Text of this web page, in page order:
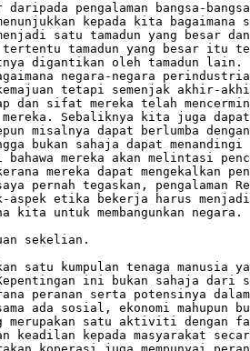
pengalaman bangsa-
kepada kita bagaimana
satu tamadun yang besar
tamadun yang besar itu
digantikan oleh tamadun
negara-negara
kemajuan tetapi semenjak akhir-
dan sifat mereka telah
mereka. Sebaliknya kita juga
misalnya dapat berlumba
bukan sahaja dapat menandingi
mereka akan melintasi
mereka dapat mengekalkan
pernah tegaskan, pengalaman
aspek etika bekerja harus menjadi
kita untuk membangunkan negara.
sekelian.
satu kumpulan tenaga manusia
Kepentingan ini bukan sahaja dari
peranan serta potensinya dalam
ada sosial, ekonomi mahupun
merupakan satu aktiviti dengan
dan keadilan kepada masyarakat